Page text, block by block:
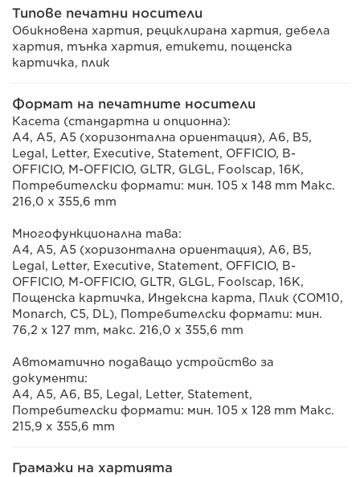
Типове печатни носители
Обикновена хартия, рециклирана хартия, дебела
хартия, тънка хартия, етикети, пощенска
картичка, плик
Формат на печатните носители
Касета (стандартна и опционна):
A4, A5, A5 (хоризонтална ориентация), A6, B5,
Legal, Letter, Executive, Statement, OFFICIO, B-
OFFICIO, M-OFFICIO, GLTR, GLGL, Foolscap, 16K,
Потребителски формати: мин. 105 x 148 mm Макс.
216,0 x 355,6 mm
Многофункционална тава:
A4, A5, A5 (хоризонтална ориентация), A6, B5,
Legal, Letter, Executive, Statement, OFFICIO, B-
OFFICIO, M-OFFICIO, GLTR, GLGL, Foolscap, 16K,
Пощенска картичка, Индексна карта, Плик (COM10,
Monarch, C5, DL), Потребителски формати: мин.
76,2 x 127 mm, макс. 216,0 x 355,6 mm
Автоматично подаващо устройство за
документи:
A4, A5, A6, B5, Legal, Letter, Statement,
Потребителски формати: мин. 105 x 128 mm Макс.
215,9 x 355,6 mm
Грамажи на хартията